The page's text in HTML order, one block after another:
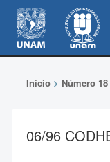
Inicio> Número 18
06/96